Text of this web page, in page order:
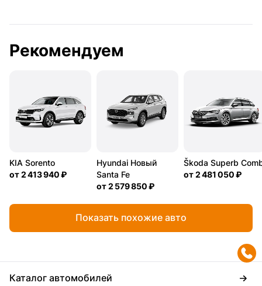
Рекомендуем
KIA Sorento
от2 413 940 ₽
Hyundai Новый
Santa Fe
от2 579 850 ₽
Škoda Superb
от2 481 050 ₽
Показать похожие авто
Каталог автомобилей